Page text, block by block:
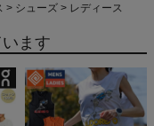
シューズ レディース
ます